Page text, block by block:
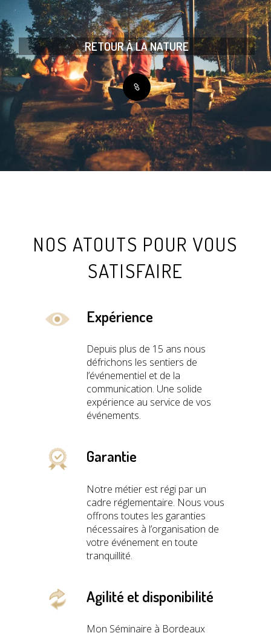
RETOUR À LA NATURE
NOS ATOUTS POUR VOUS
SATISFAIRE
Expérience
Depuis plus de 15 ans nous
défrichons les sentiers de
l’événementiel et de la
communication. Une solide
expérience au service de vos
événements.
Garantie
Notre métier est régi par un
cadre réglementaire. Nous vous
offrons toutes les garanties
nécessaires à l’organisation de
votre événement en toute
tranquillité.
Agilité et disponibilité
Mon Séminaire à Bordeaux